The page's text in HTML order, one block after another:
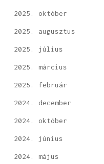
2025. október
2025. augusztus
2025. július
2025. március
2025. február
2024. december
2024. október
2024. június
2024. május